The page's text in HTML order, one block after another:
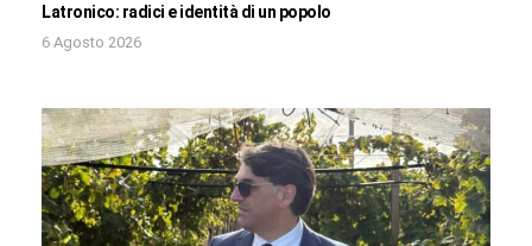
Latronico: radici e identità di un popolo
6 Agosto 2026